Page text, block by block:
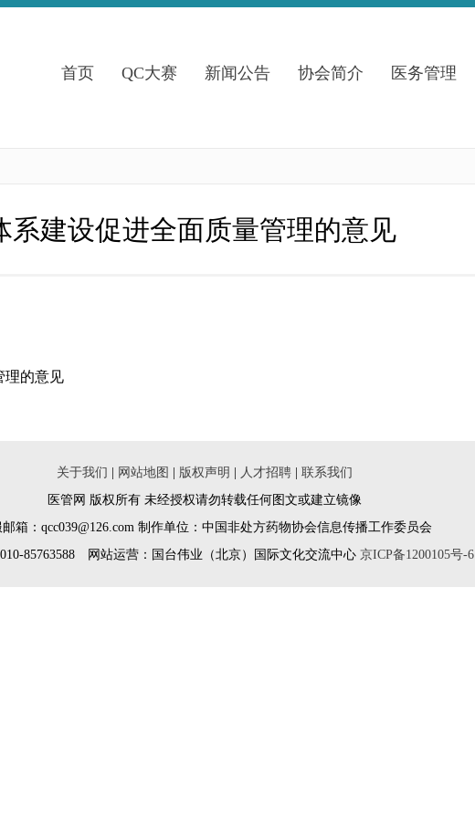
首页 QC大赛 新闻公告 协会简介 医务管理
系建设促进全面质量管理的意见
理的意见
关于我们 网站地图 版权声明 人才招聘
联系我们
医管网 版权所有 未经授权请勿转载任何图文或建立镜像
箱：qcc039@126.com 制作单位：中国非处方药物协会信息传播工作委员会
85763588 网站运营：国台伟业（北京）国际文化交流中心 京ICP备1200105号-6